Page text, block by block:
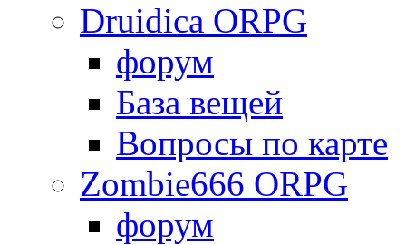
Druidica ORPG
форум
База вещей
Вопросы по карте
Zombie666 ORPG
форум